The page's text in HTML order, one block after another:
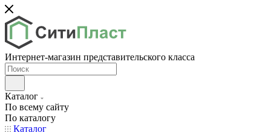
Интернет-магазин представительского класса
Каталог
По всему сайту
По каталогу
Каталог